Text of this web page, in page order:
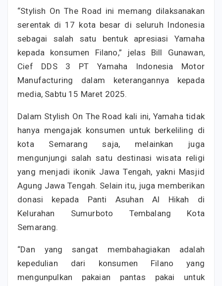
“Stylish On The Road ini memang dilaksanakan
serentak di 17 kota besar di seluruh Indonesia
sebagai salah satu bentuk apresiasi Yamaha
kepada konsumen Filano,” jelas Bill Gunawan,
Cief DDS 3 PT Yamaha Indonesia Motor
Manufacturing dalam keterangannya kepada
media, Sabtu 15 Maret 2025.
Dalam Stylish On The Road kali ini, Yamaha tidak
hanya mengajak konsumen untuk berkeliling di
kota Semarang saja, melainkan juga
mengunjungi salah satu destinasi wisata religi
yang menjadi ikonik Jawa Tengah, yakni Masjid
Agung Jawa Tengah. Selain itu, juga memberikan
donasi kepada Panti Asuhan Al Hikah di
Kelurahan Sumurboto Tembalang Kota
Semarang.
“Dan yang sangat membahagiakan adalah
kepedulian dari konsumen Filano yang
mengunpulkan pakaian pantas pakai untuk